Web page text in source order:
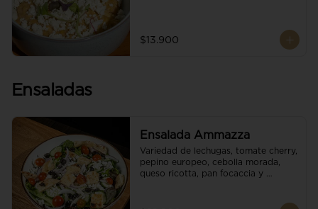
$13.900
Ensaladas
Ensalada Ammazza
Variedad de lechugas, tomate cherry,
pepino europeo, cebolla morada,
queso ricotta, pan focaccia y